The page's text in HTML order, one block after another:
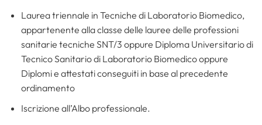
Laurea triennale in Tecniche di Laboratorio Biomedico,
appartenente alla classe delle lauree delle professioni
sanitarie tecniche SNT/3 oppure Diploma Universitario di
Tecnico Sanitario di Laboratorio Biomedico oppure
Diplomi e attestati conseguiti in base al precedente
ordinamento
Iscrizione all’Albo professionale.